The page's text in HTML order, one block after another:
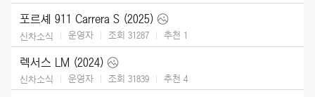
포르셰 911 Carrera S (2025)
신차소식 운영자 조회 31287 추천 1
렉서스 LM (2024)
신차소식 운영자 조회 31839 추천 4